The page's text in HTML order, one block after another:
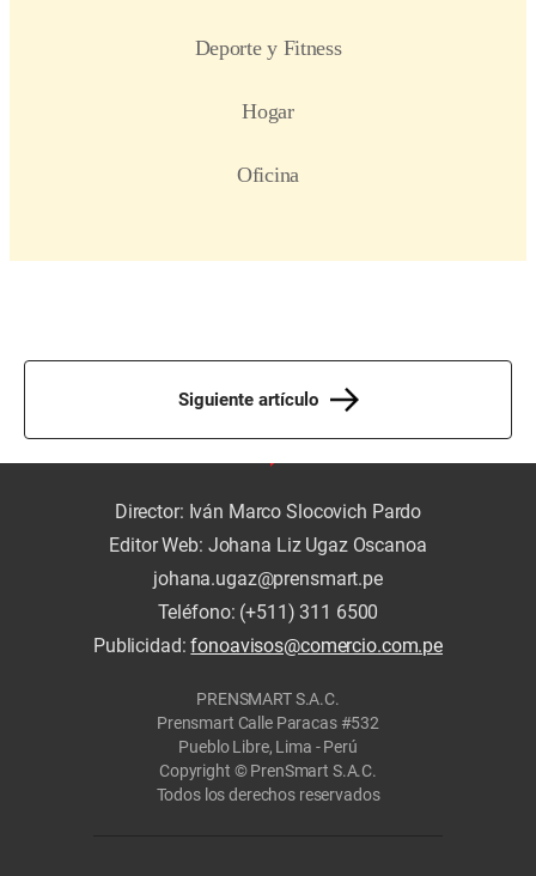
Siguiente artículo
Director: Iván Marco Slocovich Pardo
Editor Web: Johana Liz Ugaz Oscanoa
johana.ugaz@prensmart.pe
Teléfono: (+511) 311 6500
Publicidad:fonoavisos@comercio.com.pe
PRENSMART S.A.C.
Prensmart Calle Paracas #532
Pueblo Libre, Lima - Perú
Copyright © PrenSmart S.A.C.
Todos los derechos reservados